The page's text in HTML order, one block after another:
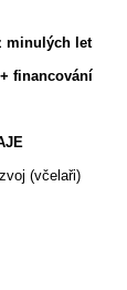
minulých let
financování
(včelaři)